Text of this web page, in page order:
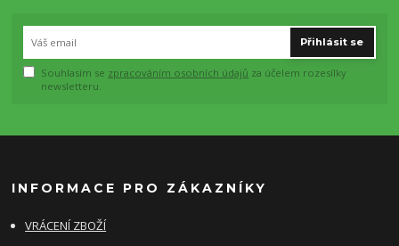
Přihlásit se
Souhlasím se zpracováním osobních údajů za účelem rozesílky
newsletteru.
INFORMACE PRO ZÁKAZNÍKY
VRÁCENÍ ZBOŽÍ